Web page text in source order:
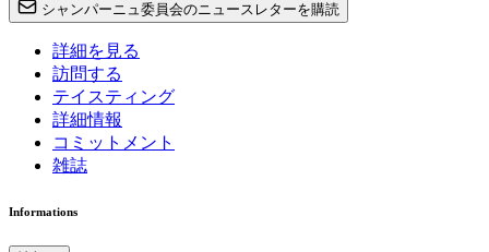
シャンパーニュ委員会のニュースレターを購読
詳細を見る
訪問する
テイスティング
詳細情報
コミットメント
雑誌
Informations